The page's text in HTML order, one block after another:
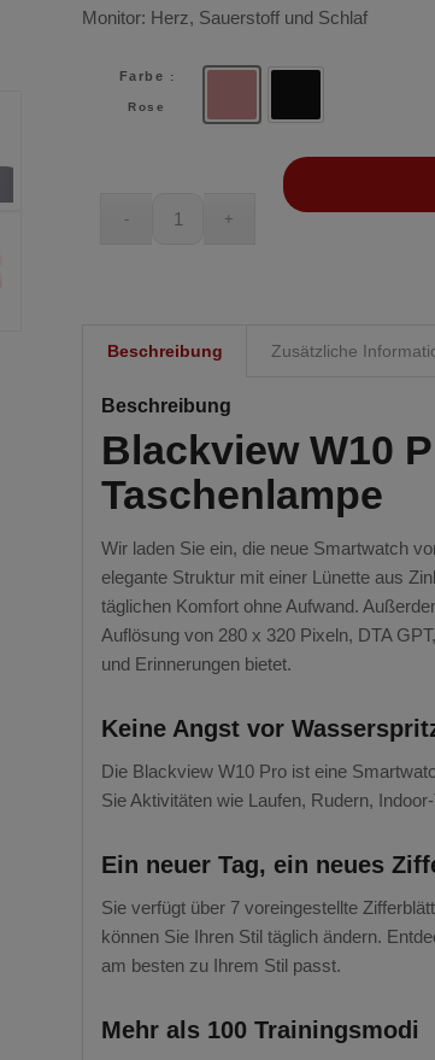
Monitor: Herz, Sauerstoff und Schlaf
Farbe :
Rose
Beschreibung Zusätzliche
Beschreibung
Blackview W10
Taschenlampe
Wir laden Sie ein, die neue Smartwatch
elegante Struktur mit einer Lünette aus
täglichen Komfort ohne Aufwand.
Auflösung von 280 x 320 Pixeln, DTA
und Erinnerungen bietet.
Keine Angst vor
Die Blackview W10 Pro ist eine
Sie Aktivitäten wie Laufen, Rudern,
Ein neuer Tag, ein neues
Sie verfügt über 7 voreingestellte
können Sie Ihren Stil täglich ändern.
am besten zu Ihrem Stil passt.
Mehr als 100 Trainingsmodi